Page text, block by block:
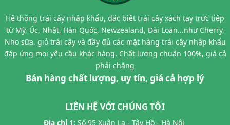
Hệ thống trái cây nhập khẩu, đặc biệt trái cây xách tay trực tiếp
từ Mỹ, Úc, Nhật, Hàn Quốc, Newzealand, Đài Loan...như Cherry,
Nho sữa, giỏ trái cây và đầy đủ các mặt hàng trái cây nhập khẩu
đáp ứng mọi yêu cầu khác hàng. Chất lượng chuẩn 100%, giá cả
phải chăng
Bán hàng chất lượng, uy tín, giá cả hợp lý
LIÊN HỆ VỚI CHÚNG TÔI
Địa chỉ 1: Số 95 Xuân La - Tây Hồ - Hà Nội